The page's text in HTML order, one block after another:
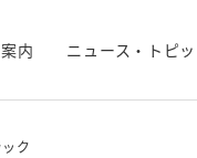
内 ニュース・トピ
ク